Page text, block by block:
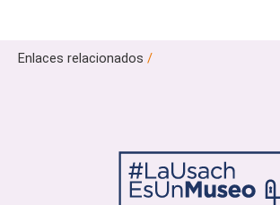
Enlaces relacionados /